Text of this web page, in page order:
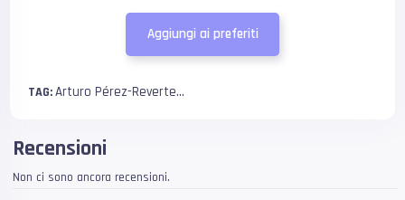
Aggiungi ai preferiti
TAG:Arturo Pérez-Reverte...
Recensioni
Non ci sono ancora recensioni.